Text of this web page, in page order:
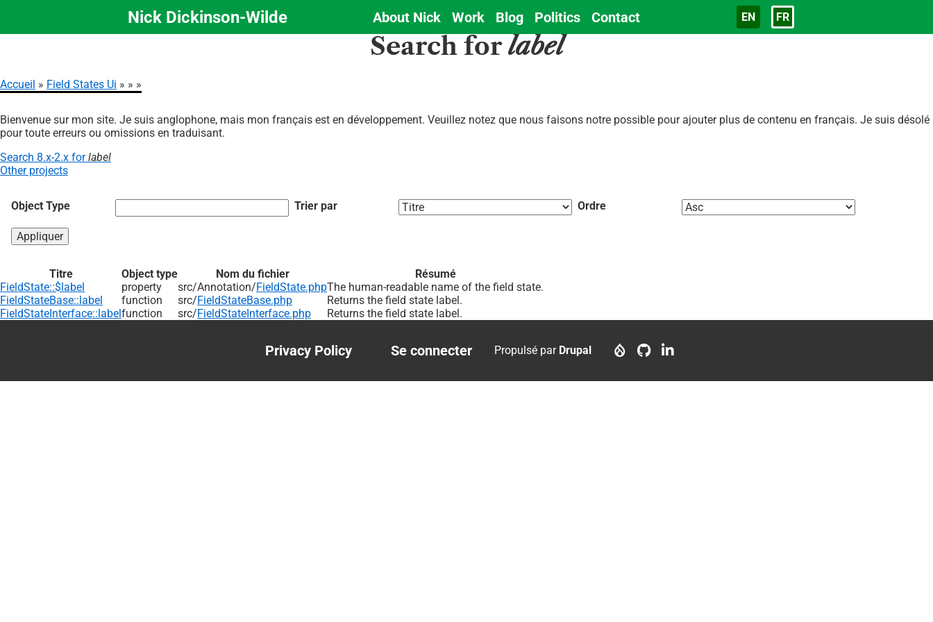
Aller
principal
Nick Dickinson-Wilde
Main
navigation
About Nick Work Blog Politics Contact Langue
EN FR
Search forlabel
d'Ariane
Accueil Field States Ui
Bienvenue sur mon site. Je suis anglophone, mais mon français est en développement. Veuillez notez que nous faisons notre possible pour ajouter plus de contenu en français. Je suis désolé
pour toute erreurs ou omissions en traduisant.
Search 8.x-2.x forlabel
Other projects
Object Type Trier par Ordre
Titre Object type Nom du fichier
Résumé
FieldState::$label
property src/Annotation/FieldState.phpThe human-readable name of the field state.
FieldStateBase::label
function src/FieldStateBase.php
Returns the field state label.
FieldStateInterface::labelfunction src/FieldStateInterface.php Returns the field state label.
Footer
menu
Privacy Policy
account
Se connecter Propulsé par Drupal